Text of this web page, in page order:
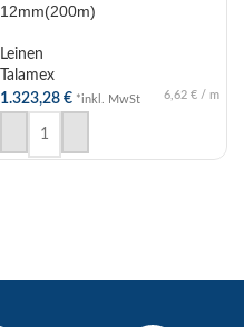
12mm(200m)
Leinen
Talamex
1.323,28 € *inkl. MwSt 6,62 € / m
IN DEN WARENKORB